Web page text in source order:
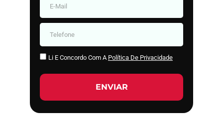
Li E Concordo Com A Política De Privacidade
ENVIAR